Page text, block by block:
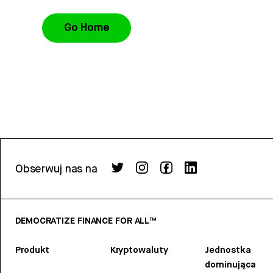
Go Home
Obserwuj nas na
DEMOCRATIZE FINANCE FOR ALL™
Produkt Kryptowaluty
Jednostka
dominująca